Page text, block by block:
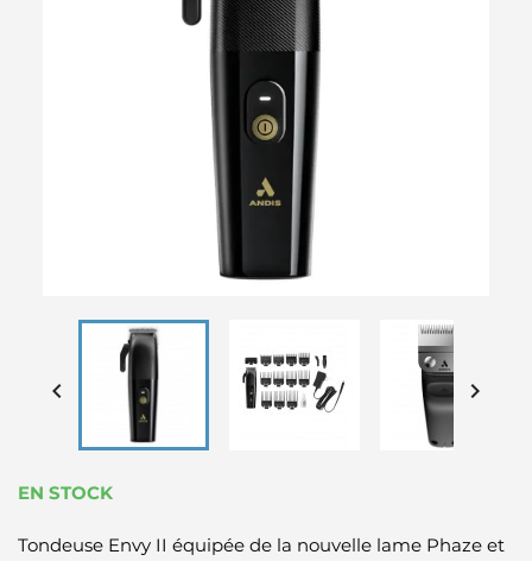
 
EN STOCK
Tondeuse Envy II équipée de la nouvelle lame Phaze et